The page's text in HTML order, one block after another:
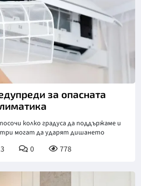
за опасната
колко градуса да поддържаме и
могат да ударят дишането
0 778